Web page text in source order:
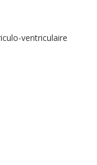
ventriculaire